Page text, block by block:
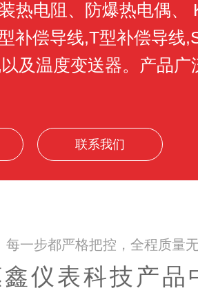
热电阻、防爆热电偶、
补偿导线,T型补偿导线
及温度变送器。产品广
联系我们
每一步都严格把控，全程质量
仪表科技产品